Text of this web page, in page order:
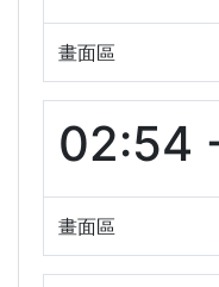
畫面區
02:54
畫面區